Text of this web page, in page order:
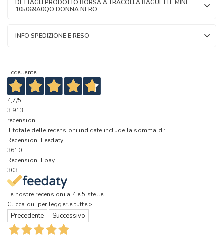
DETTAGLI PRODOTTO BORSA A TRACOLLA BAGUETTE MINI
105069A0QO DONNA NERO
INFO SPEDIZIONE E RESO
Eccellente
4,7/5
3.913
recensioni
Il totale delle recensioni indicate include la somma di:
Recensioni Feedaty
3610
Recensioni Ebay
303
Le nostre recensioni a 4 e 5 stelle.
Clicca qui per leggerle tutte >
Precedente Successivo